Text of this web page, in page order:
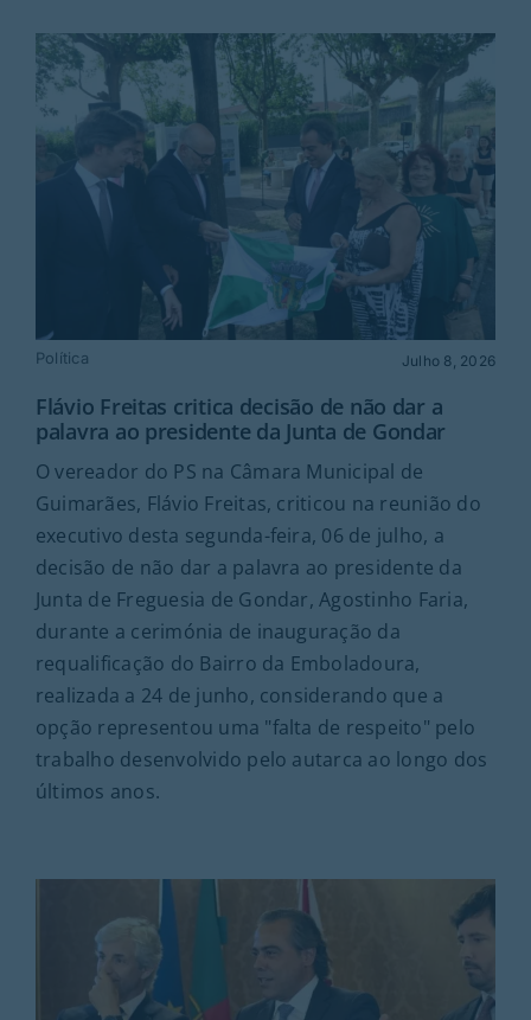
Política Julho 8, 2026
Flávio Freitas critica decisão de não dar a
palavra ao presidente da Junta de Gondar
O vereador do PS na Câmara Municipal de
Guimarães, Flávio Freitas, criticou na reunião do
executivo desta segunda-feira, 06 de julho, a
decisão de não dar a palavra ao presidente da
Junta de Freguesia de Gondar, Agostinho Faria,
durante a cerimónia de inauguração da
requalificação do Bairro da Emboladoura,
realizada a 24 de junho, considerando que a
opção representou uma "falta de respeito" pelo
trabalho desenvolvido pelo autarca ao longo dos
últimos anos.